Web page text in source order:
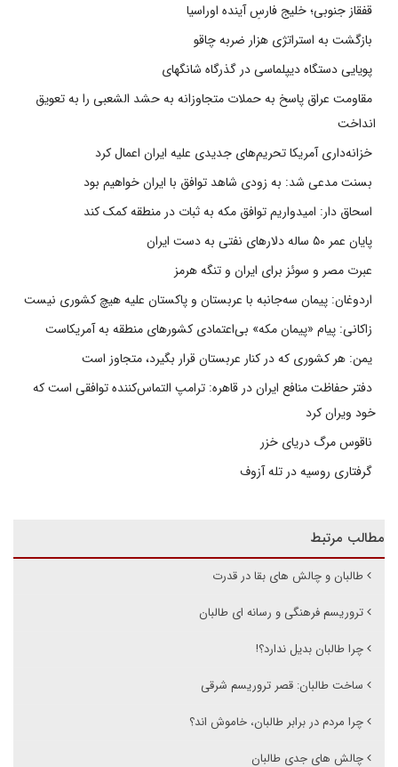
قفقاز جنوبی؛ خلیج فارسِ آینده اوراسیا
بازگشت به استراتژی هزار ضربه چاقو
پویایی دستگاه دیپلماسی در گذرگاه شانگهای
مقاومت عراق پاسخ به حملات متجاوزانه به حشد الشعبی را به تعویق
انداخت
خزانه‌داری آمریکا تحریم‌های جدیدی علیه ایران اعمال کرد
بسنت مدعی شد: به زودی شاهد توافق با ایران خواهیم بود
اسحاق دار: امیدواریم توافق مکه به ثبات در منطقه کمک کند
پایان عمر ۵۰ ساله دلارهای نفتی به دست ایران
عبرت مصر و سوئز برای ایران و تنگه هرمز
اردوغان: پیمان سه‌جانبه با عربستان و پاکستان علیه هیچ کشوری نیست
زاکانی: پیام «پیمان مکه» بی‌اعتمادی کشورهای منطقه به آمریکاست
یمن: هر کشوری که در کنار عربستان قرار بگیرد، متجاوز است
دفتر حفاظت منافع ایران در قاهره: ترامپ التماس‌کننده توافقی است که
خود ویران کرد
ناقوس مرگ دریای خزر
گرفتاری روسیه در تله آزوف
مطالب مرتبط
طالبان و چالش های بقا در قدرت
تروریسم فرهنگی و رسانه ای طالبان
چرا طالبان بدیل ندارد؟!
ساخت طالبان: قصر تروریسم شرقی
چرا مردم در برابر طالبان، خاموش اند؟
چالش های جدی طالبان